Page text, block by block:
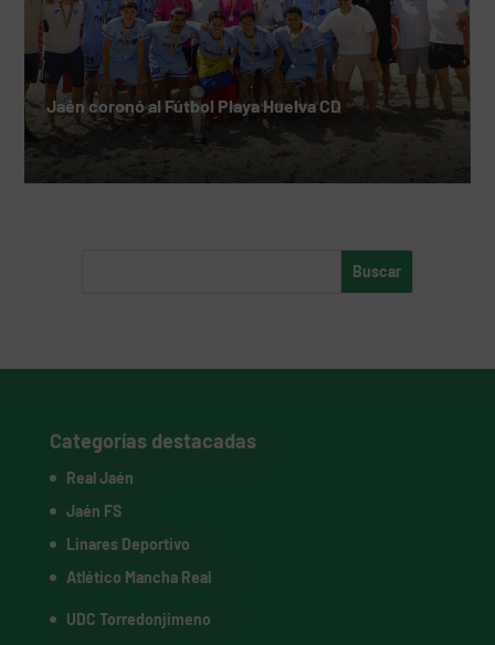
Jaén coronó al Fútbol Playa Huelva CD
Categorías destacadas
Real Jaén
Jaén FS
Linares Deportivo
Atlético Mancha Real
UDC Torredonjimeno